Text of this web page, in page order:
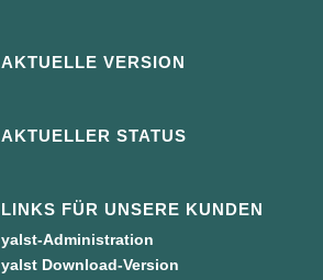
AKTUELLE VERSION
AKTUELLER STATUS
LINKS FÜR UNSERE KUNDEN
yalst-Administration
yalst Download-Version